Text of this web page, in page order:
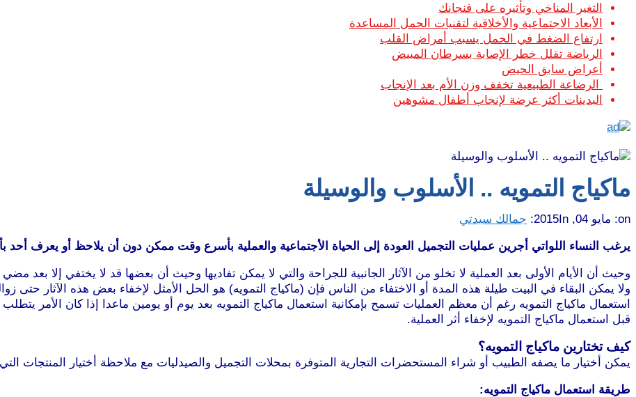
التغير المناخي وتأثيره على فنجانك
الأبعاد الاجتماعية والأخلاقية لتقنيات الحمل المساعدة
ارتفاع الضغط في الحمل يسبب أمراض القلب
الرياضة تقلل خطر الإصابة بسرطان المبيض
أعراض سابق الحيض
الرضاعة الطبيعية تخفف وزن الأم بعد الإنجاب
البدينات أكثر عرضة لإنجاب أطفال مشوهين
ماكياج التمويه .. الأسلوب والوسيلة
on: مايو 04, 2015 In: جمالك سيدتي
يرغب النساء اللواتي أجرين عمليات التجميل العودة إلى الحياة الأجتماعية والعملية بأسرع وقت ممكن دون أن يلاحظ أو يعرف أحد
وحيث أن الأيام الأولى بعد العملية لا تخلو من الآثار الجانبية للجراحة والتي لا يمكن تفاديها وحيث أن بعضها قد لا يختفي إلا بعد مضي
ولا يمكن البقاء في البيت طيلة هذه المدة أو الاختفاء من الناس فإن (ماكياج التمويه) هو الحل الأمثل لإخفاء بعض هذه الآثار
استعمال ماكياج التمويه رغم أن معظم العمليات تسمح بإمكانية استعمال ماكياج التمويه بعد يوم أو يومين ماعدا إذا كان الأمر
قبل استعمال ماكياج التمويه لإخفاء أثر العملية.
كيف تختارين ماكياج التمويه؟
يمكن أختيار ما يصفه الطبيب أو شراء المستحضرات التجارية المتوفرة بمحلات التجميل والصيدليات مع ملاحظة أختيار المنتجات
طريقة استعمال ماكياج التمويه: